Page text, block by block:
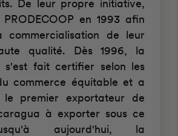
De leur propre initiative,
en 1993 afin
commercialisation de leur
qualité. Dès 1996, la
s'est fait certifier selon les
commerce équitable et a
premier exportateur de
à exporter sous ce
aujourd'hui, la